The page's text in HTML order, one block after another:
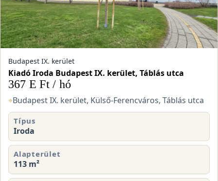
Budapest IX. kerület
Kiadó Iroda Budapest IX. kerület, Táblás utca
367 E Ft / hó
⌖Budapest IX. kerület, Külső-Ferencváros, Táblás utca
Típus
Iroda
Alapterület
113 m²